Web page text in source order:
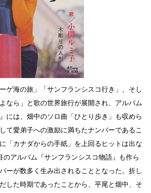
ゲ海の旅」「サンフランシスコ行き」、そし
なら」と歌の世界旅行が展開され、アルバム
には、畑中のソロ曲「ひとり歩き」も収めら
て愛弟子への激励に満ちたナンバーであるこ
「カナダからの手紙」を上回るヒットは出な
のアルバム『サンフランシスコ物語』も作ら
ーが数多く生み出されることとなった。折し
した時期であったことから、平尾と畑中、そ